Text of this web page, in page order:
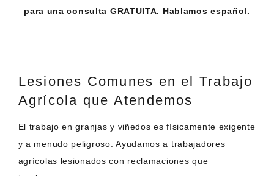
para una consulta GRATUITA. Hablamos español.
Lesiones Comunes en el Trabajo
Agrícola que Atendemos
El trabajo en granjas y viñedos es físicamente exigente
y a menudo peligroso. Ayudamos a trabajadores
agrícolas lesionados con reclamaciones que